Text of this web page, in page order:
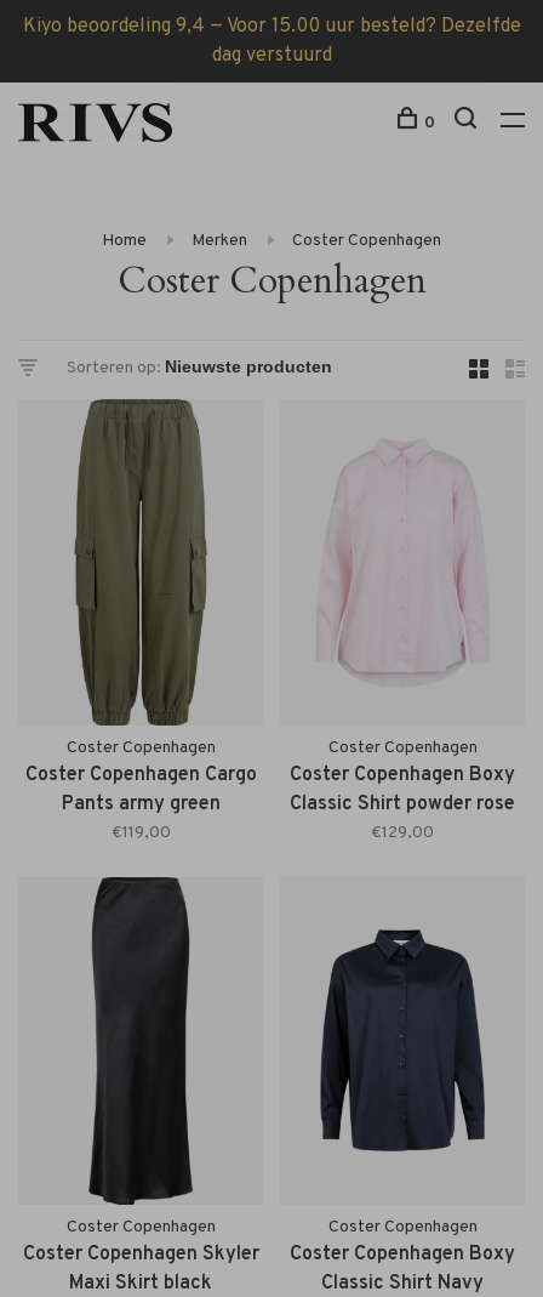
Kiyo beoordeling 9,4 — Voor 15.00 uur besteld? Dezelfde
dag verstuurd
0
Home Merken Coster Copenhagen
Coster Copenhagen
Sorteren op:
Coster Copenhagen
Coster Copenhagen Cargo
Pants army green
€119,00
Coster Copenhagen
Coster Copenhagen Boxy
Classic Shirt powder rose
€129,00
Coster Copenhagen
Coster Copenhagen Skyler
Maxi Skirt black
Coster Copenhagen
Coster Copenhagen Boxy
Classic Shirt Navy